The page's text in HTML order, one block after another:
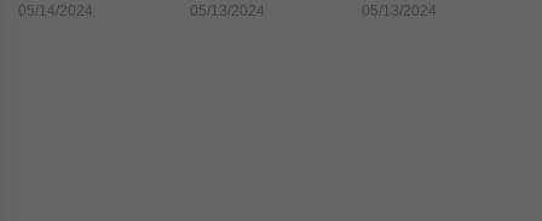
05/14/2024 05/13/2024 05/13/2024